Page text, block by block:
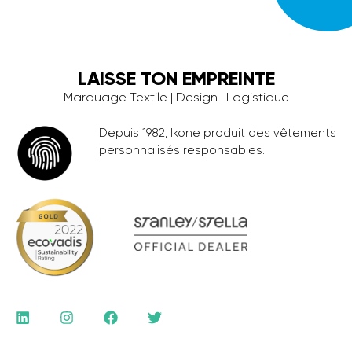
LAISSE TON EMPREINTE
Marquage Textile | Design | Logistique
Depuis 1982, Ikone produit des vêtements
personnalisés responsables.